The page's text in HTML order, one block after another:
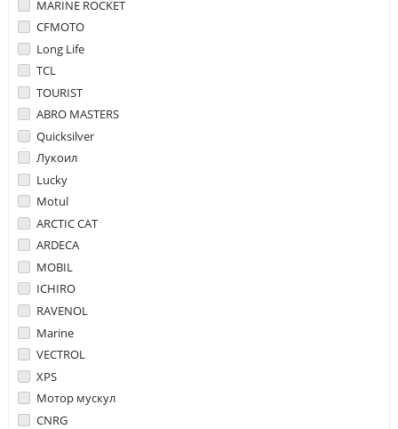
MARINE ROCKET
CFMOTO
Long Life
TCL
TOURIST
ABRO MASTERS
Quicksilver
Лукоил
Lucky
Motul
ARCTIC CAT
ARDECA
MOBIL
ICHIRO
RAVENOL
Marine
VECTROL
XPS
Мотор мускул
CNRG